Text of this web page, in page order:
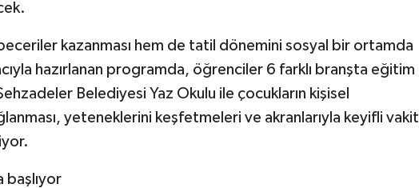
kazanması hem de tatil dönemini sosyal bir ortamda
hazırlanan programda, öğrenciler 6 farklı branşta eğitim
Belediyesi Yaz Okulu ile çocukların kişisel
yeteneklerini keşfetmeleri ve akranlarıyla keyifli vakit
başlıyor